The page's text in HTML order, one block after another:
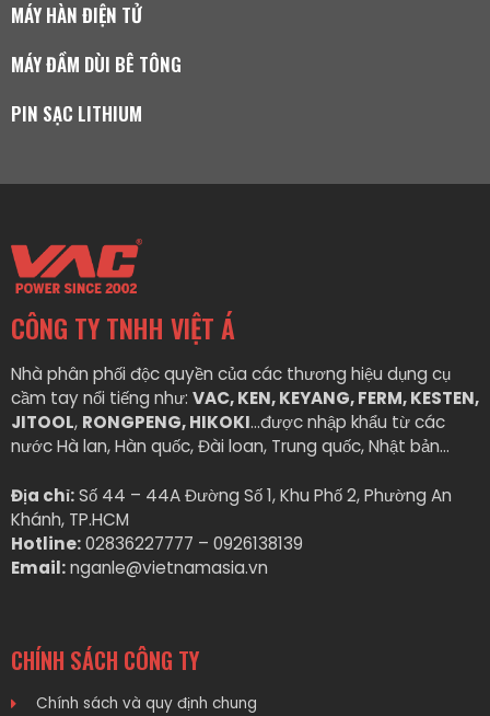
MÁY HÀN ĐIỆN TỬ
MÁY ĐẦM DÙI BÊ TÔNG
PIN SẠC LITHIUM
CÔNG TY TNHH VIỆT Á
Nhà phân phối độc quyền của các thương hiệu dụng cụ
cầm tay nổi tiếng như: VAC, KEN, KEYANG, FERM, KESTEN,
JITOOL, RONGPENG, HIKOKI…được nhập khẩu từ các
nước Hà lan, Hàn quốc, Đài loan, Trung quốc, Nhật bản…
Địa chỉ:Số 44 – 44A Đường Số 1, Khu Phố 2, Phường An
Khánh, TP.HCM
Hotline:02836227777 – 0926138139
Email:nganle@vietnamasia.vn
CHÍNH SÁCH CÔNG TY
Chính sách và quy định chung